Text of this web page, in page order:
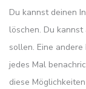
Du kannst deinen
löschen. Du
sollen. Eine
jedes Mal
diese